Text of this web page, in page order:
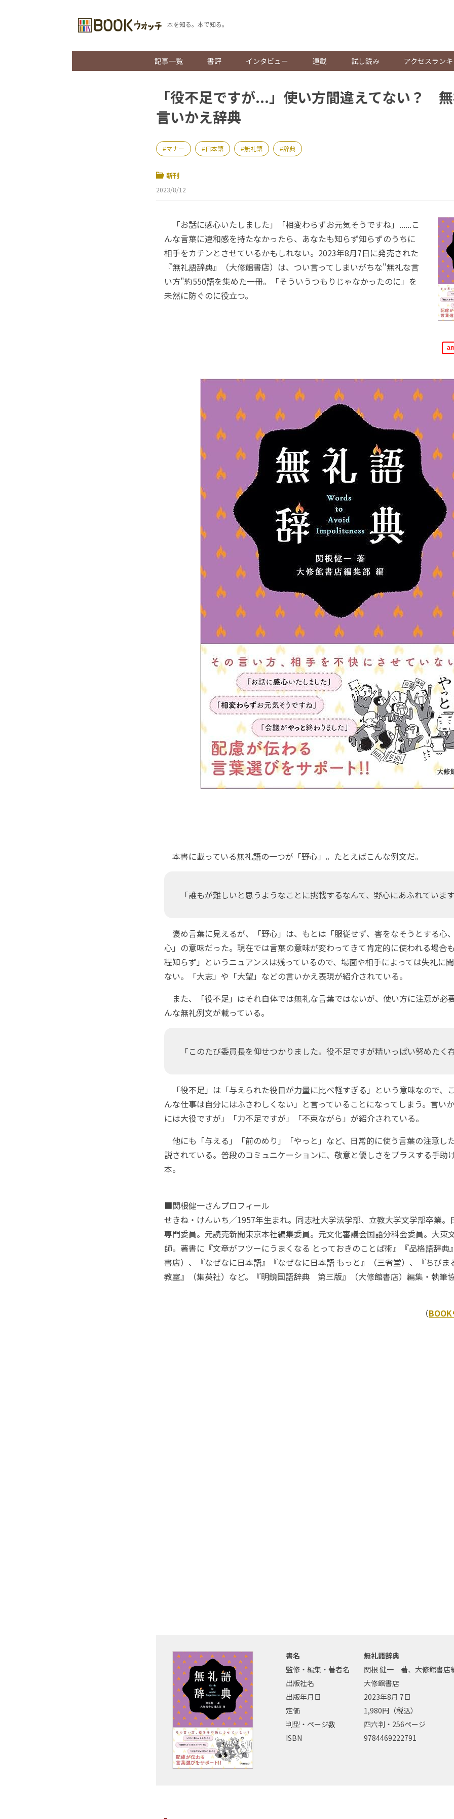
本を知る。本で知る。
記事一覧 書評 インタビュー 連載 試し読み アクセスラン
「役不足ですが...」使い方間違えてない？
言いかえ辞典
マナー 日本語 無礼語 辞典
新刊
2023/8/12
「お話に感心いたしました」「相変わらずお元気そうですね」......こ
んな言葉に違和感を持たなかったら、あなたも知らず知らずのうちに
相手をカチンとさせているかもしれない。2023年8月7日に発売された
『無礼語辞典』（大修館書店）は、つい言ってしまいがちな"無礼な言
い方"約550語を集めた一冊。「そういうつもりじゃなかったのに」を
未然に防ぐのに役立つ。
本書に載っている無礼語の一つが「野心」。たとえばこんな例文だ。
「誰もが難しいと思うようなことに挑戦するなんて、野心にあふれていま
褒め言葉に見えるが、「野心」は、もとは「服従せず、害をなそうとする心
心」の意味だった。現在では言葉の意味が変わってきて肯定的に使われる場合
程知らず」というニュアンスは残っているので、場面や相手によっては失礼に
ない。「大志」や「大望」などの言いかえ表現が紹介されている。
また、「役不足」はそれ自体では無礼な言葉ではないが、使い方に注意が必
んな無礼例文が載っている。
「このたび委員長を仰せつかりました。役不足ですが精いっぱい努めたく
「役不足」は「与えられた役目が力量に比べ軽すぎる」という意味なので、
んな仕事は自分にはふさわしくない」と言っていることになってしまう。言い
には大役ですが」「力不足ですが」「不束ながら」が紹介されている。
他にも「与える」「前のめり」「やっと」など、日常的に使う言葉の注意し
説されている。普段のコミュニケーションに、敬意と優しさをプラスする手助
本。
■関根健一さんプロフィール
せきね・けんいち／1957年生まれ。同志社大学法学部、立教大学文学部卒業。
専門委員。元読売新聞東京本社編集委員。元文化審議会国語分科会委員。大東
師。著書に『文章がフツーにうまくなる とっておきのことば術』『品格語辞典
書店）、『なぜなに日本語』『なぜなに日本語 もっと』（三省堂）、『ちびま
教室』（集英社）など。『明鏡国語辞典 第三版』（大修館書店）編集・執筆
（
書名
無礼語辞典
監修・編集・著者名
関根 健一 著、大修館書
出版社名
大修館書店
出版年月日
2023年8月 7日
定価
1,980円（税込）
判型・ページ数
四六判・256ページ
ISBN
9784469222791